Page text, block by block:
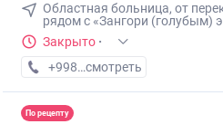
Областная больница, от
рядом с «Зангори (голубым)
Закрыто ·
+998 (77) XXX-XX-XX
смотреть
По рецепту